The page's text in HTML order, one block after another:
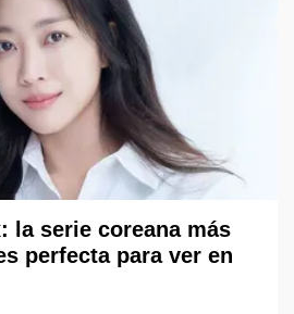
la serie coreana más
perfecta para ver en